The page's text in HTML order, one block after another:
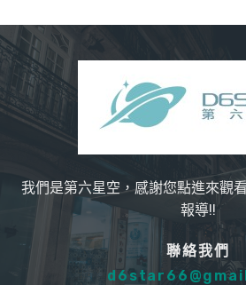
我們是第六星空，感謝您點進來觀
報導!!
聯絡我們